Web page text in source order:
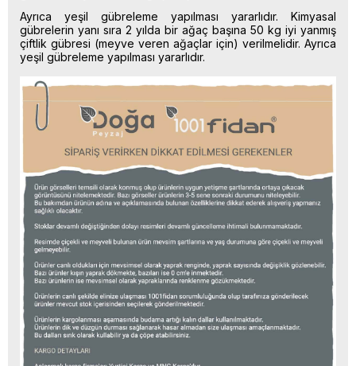
Ayrıca yeşil gübreleme yapılması yararlıdır. Kimyasal
gübrelerin yanı sıra 2 yılda bir ağaç başına 50 kg iyi yanmış
çiftlik gübresi (meyve veren ağaçlar için) verilmelidir. Ayrıca
yeşil gübreleme yapılması yararlıdır.